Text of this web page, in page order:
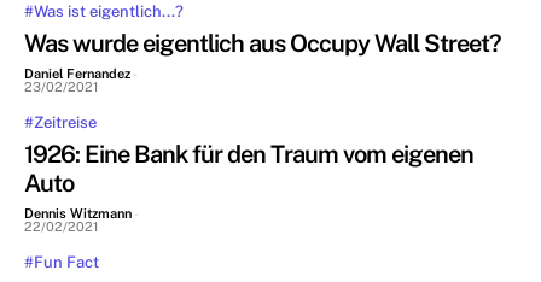
#Was ist eigentlich...?
Was wurde eigentlich aus Occupy Wall Street?
Daniel Fernandez -
23/02/2021
#Zeitreise
1926: Eine Bank für den Traum vom eigenen
Auto
Dennis Witzmann -
22/02/2021
#Fun Fact